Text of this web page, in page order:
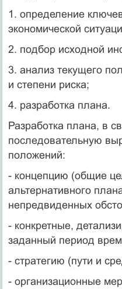
1. определение
экономической
2. подбор исходной
3. анализ текущего
и степени риска;
4. разработка плана.
Разработка плана, в
последовательную
положений:
- концепцию (общие
альтернативного
непредвиденных
- конкретные,
заданный период
- стратегию (пути и
- организационные